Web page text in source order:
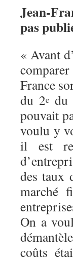
Jean-
pas
« Avant
France
du 2edu
pouvait
voulu y
il est
des taux
marché
On a
coûts